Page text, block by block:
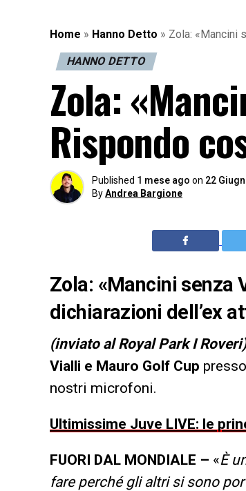
Home » Hanno Detto » Zola: «Mancini
HANNO DETTO
Zola:
Rispondo
Published 1 mese ago on 22
ByAndrea Bargione
Zola: «Mancini senza
dichiarazioni dell’ex
(inviato al Royal Park I
Vialli e Mauro Golf Cup
nostri microfoni.
Ultimissime Juve LIVE: le
FUORI DAL MONDIALE – «È
fare perché gli altri si sono